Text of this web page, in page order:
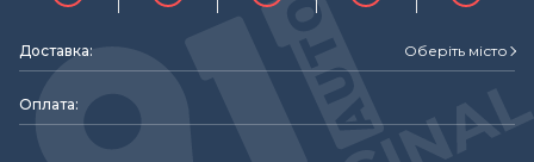
Доставка: Оберіть місто
Оплата: